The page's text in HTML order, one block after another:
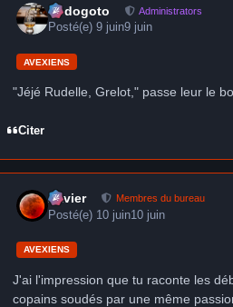
frédogoto Administrators
Posté(e)9 juin9 juin
AVEXIENS
"Jéjé Rudelle, Grelot," passe leur le
Citer
Xavier Membres du bureau
Posté(e) 10 juin10 juin
AVEXIENS
J'ai l'impression que tu raconte les
copains soudés par une même